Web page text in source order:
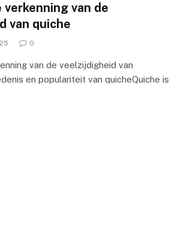
verkenning van de
van quiche
0
van de veelzijdigheid van
en populariteit van quicheQuiche is